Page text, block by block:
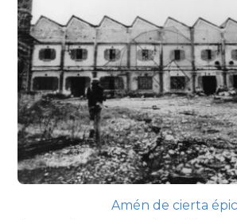
Amén de cierta